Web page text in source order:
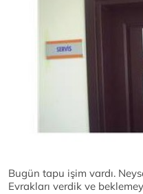
Bugün tapu işim vardı.
Evrakları verdik ve